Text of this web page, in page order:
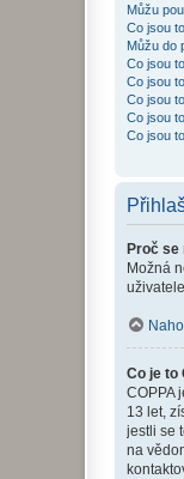
Můžu
Co jsou
Můžu do
Co jsou
Co jsou
Co jsou
Co jsou
Co jsou
Proč se
Možná
Co je to
COPPA
13 let,
jestli se
na